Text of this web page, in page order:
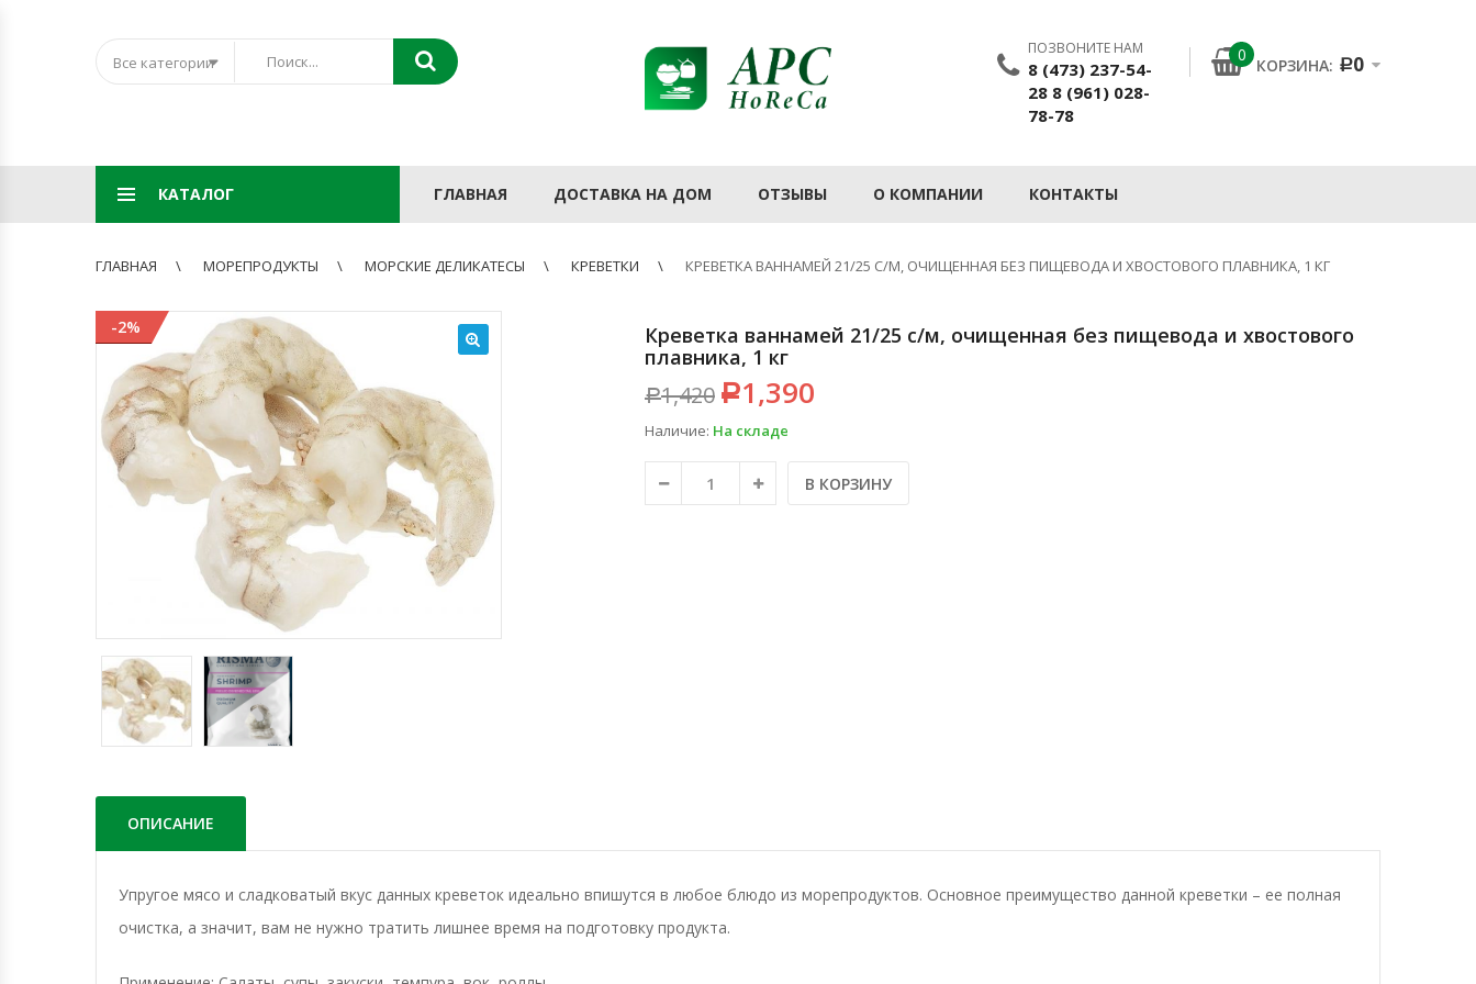
Все категории
ПОЗВОНИТЕ НАМ
8 (473) 237-54-
28 8 (961) 028-
78-78
0
КОРЗИНА: Р0
КАТАЛОГ ГЛАВНАЯ ДОСТАВКА НА ДОМ ОТЗЫВЫ О КОМПАНИИ КОНТАКТЫ
ГЛАВНАЯ МОРЕПРОДУКТЫ МОРСКИЕ ДЕЛИКАТЕСЫ КРЕВЕТКИ КРЕВЕТКА ВАННАМЕЙ 21/25 С/М, ОЧИЩЕННАЯ БЕЗ ПИЩЕВОДА И ХВОСТОВОГО ПЛАВНИКА, 1 КГ
-2%
Креветка ваннамей 21/25 с/м, очищенная без пищевода и хвостового
плавника, 1 кг
Р1,420 Р1,390
Наличие: На складе
В КОРЗИНУ
ОПИСАНИЕ
Упругое мясо и сладковатый вкус данных креветок идеально впишутся в любое блюдо из морепродуктов. Основное преимущество данной креветки – ее полная
очистка, а значит, вам не нужно тратить лишнее время на подготовку продукта.